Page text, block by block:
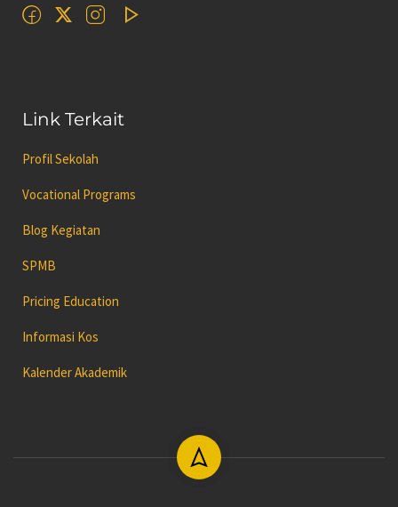
Link Terkait
Profil Sekolah
Vocational Programs
Blog Kegiatan
SPMB
Pricing Education
Informasi Kos
Kalender Akademik